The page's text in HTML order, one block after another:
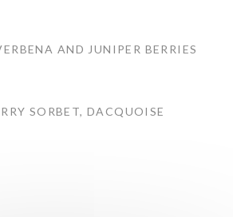
AND JUNIPER BERRIES
SORBET, DACQUOISE